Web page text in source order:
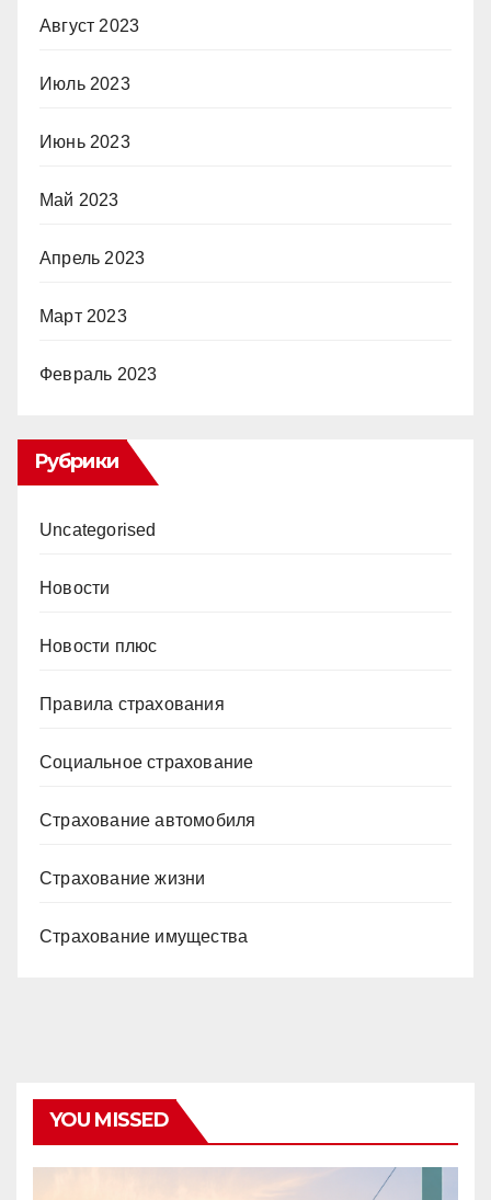
Август 2023
Июль 2023
Июнь 2023
Май 2023
Апрель 2023
Март 2023
Февраль 2023
Рубрики
Uncategorised
Новости
Новости плюс
Правила страхования
Социальное страхование
Страхование автомобиля
Страхование жизни
Страхование имущества
YOU MISSED